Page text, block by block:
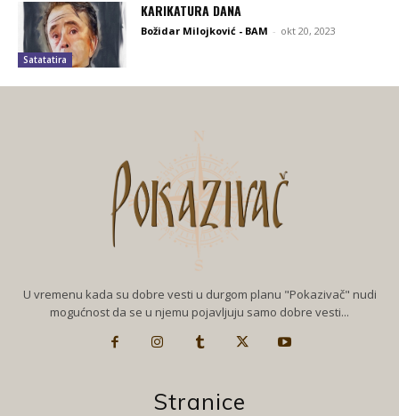
Satatatira
KARIKATURA DANA
Božidar Milojković - BAM - okt 20, 2023
U vremenu kada su dobre vesti u durgom planu "Pokazivač" nudi
mogućnost da se u njemu pojavljuju samo dobre vesti...
Stranice